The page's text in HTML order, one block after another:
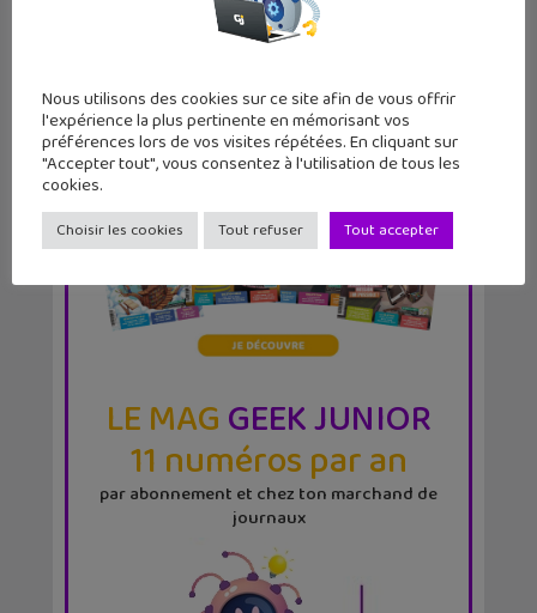
LE MAGGEEK JUNIOR
11 numéros par an
par abonnement et chez ton marchand de
journaux
Nous utilisons des cookies sur ce site afin de vous offrir
l'expérience la plus pertinente en mémorisant vos
préférences lors de vos visites répétées. En cliquant sur
"Accepter tout", vous consentez à l'utilisation de tous les
cookies.
Choisir les cookies Tout refuser Tout accepter